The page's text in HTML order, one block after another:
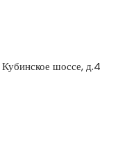
шоссе, д.4